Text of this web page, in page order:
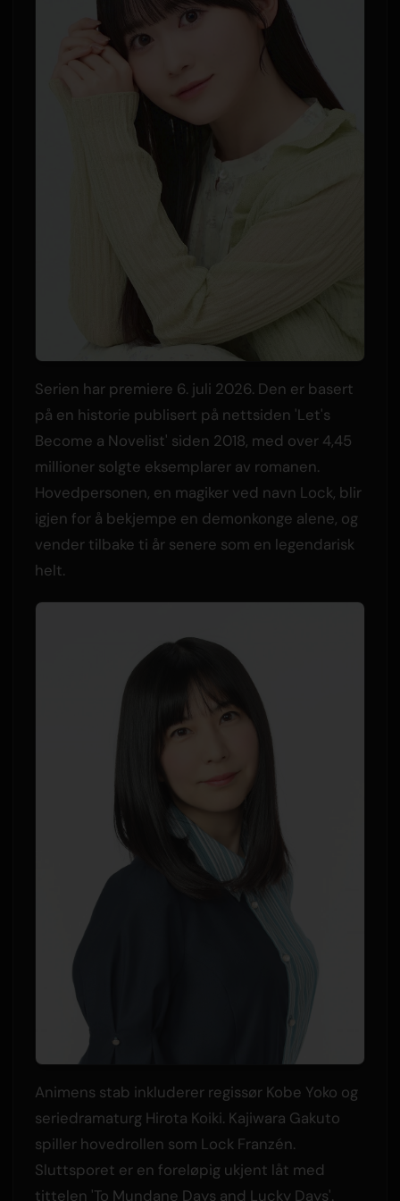
Serien har premiere 6. juli 2026. Den er basert
på en historie publisert på nettsiden 'Let's
Become a Novelist' siden 2018, med over 4,45
millioner solgte eksemplarer av romanen.
Hovedpersonen, en magiker ved navn Lock, blir
igjen for å bekjempe en demonkonge alene, og
vender tilbake ti år senere som en legendarisk
helt.
Animens stab inkluderer regissør Kobe Yoko og
seriedramaturg Hirota Koiki. Kajiwara Gakuto
spiller hovedrollen som Lock Franzén.
Sluttsporet er en foreløpig ukjent låt med
tittelen 'To Mundane Days and Lucky Days'.